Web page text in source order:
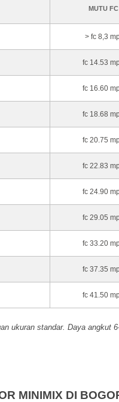
MUTU FC
> fc 8,3
fc 14.53
fc 16.60
fc 18.68
fc 20.75
fc 22.83
fc 24.90
fc 29.05
fc 33.20
fc 37.35
fc 41.50
ukuran standar. Daya angkut
MINIMIX DI